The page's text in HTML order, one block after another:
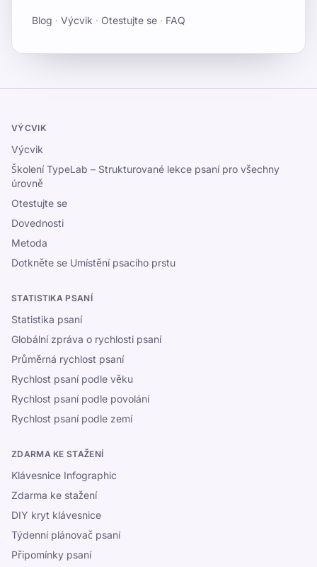
Blog · Výcvik · Otestujte se · FAQ
VÝCVIK
Výcvik
Školení TypeLab – Strukturované lekce psaní pro všechny
úrovně
Otestujte se
Dovednosti
Metoda
Dotkněte se Umístění psacího prstu
STATISTIKA PSANÍ
Statistika psaní
Globální zpráva o rychlosti psaní
Průměrná rychlost psaní
Rychlost psaní podle věku
Rychlost psaní podle povolání
Rychlost psaní podle zemí
ZDARMA KE STAŽENÍ
Klávesnice Infographic
Zdarma ke stažení
DIY kryt klávesnice
Týdenní plánovač psaní
Připomínky psaní